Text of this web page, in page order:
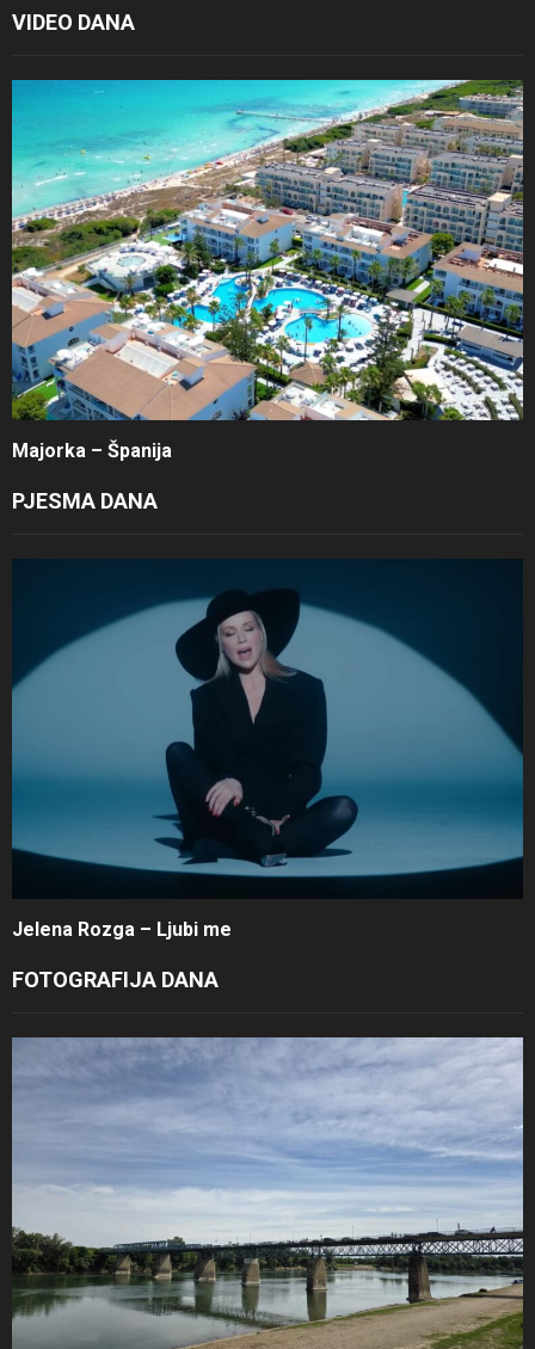
VIDEO DANA
Majorka – Španija
PJESMA DANA
Jelena Rozga – Ljubi me
FOTOGRAFIJA DANA